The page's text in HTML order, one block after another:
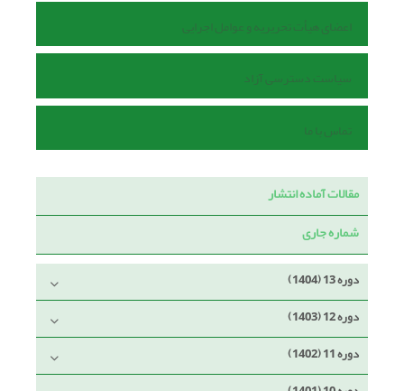
اعضای هیأت تحریریه و عوامل اجرایی
سیاست دسترسی آزاد
تماس با ما
مقالات آماده انتشار
شماره جاری
دوره 13 (1404)
دوره 12 (1403)
دوره 11 (1402)